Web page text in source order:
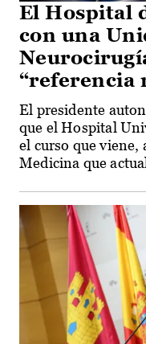
El Hospital
con una
“referencia
El presidente
que el Hospital
el curso que viene,
Medicina que